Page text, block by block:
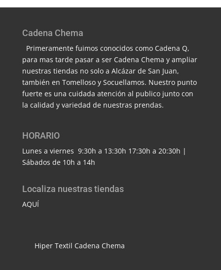
Cadena Chema
Primeramente fuimos conocidos como Cadena Q,
para mas tarde pasar a ser Cadena Chema y ampliar
nuestras tiendas no solo a Alcázar de San Juan,
también en Tomelloso y Socuellamos. Nuestro punto
fuerte es una cuidada atención al publico junto con
la calidad y variedad de nuestras prendas.
HORARIO
Lunes a viernes 9:30h a 13:30h 17:30h a 20:30h |
Sábados de 10h a 14h
Localiza nuestras tiendas
AQUÍ
Hiper Textil Cadena Chema